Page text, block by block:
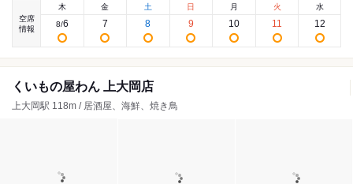
空席
情報
木
8/6
金
7
土
8
日
9
月
10
火
11
水
12
くいもの屋わん 上大岡店
上大岡駅 118m / 居酒屋、海鮮、焼き鳥